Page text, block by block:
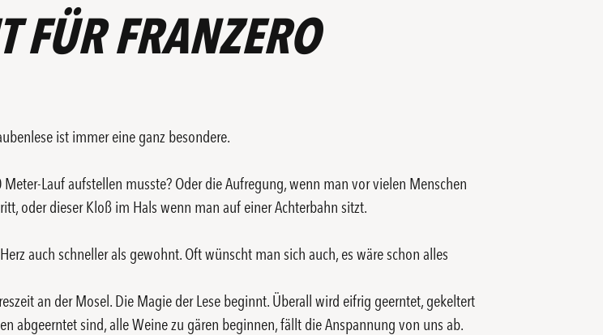
FÜR FRANZERO
ist immer eine ganz besondere.
Lauf aufstellen musste? Oder die Aufregung, wenn man vor vielen Menschen
oder dieser Kloß im Hals wenn man auf einer Achterbahn sitzt.
auch schneller als gewohnt. Oft wünscht man sich auch, es wäre schon alles
an der Mosel. Die Magie der Lese beginnt. Überall wird eifrig geerntet, gekeltert
abgeerntet sind, alle Weine zu gären beginnen, fällt die Anspannung von uns ab.